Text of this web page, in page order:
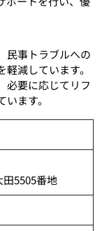
民事トラブルへの
減しています。
必要に応じてリフ
ます。
5505番地